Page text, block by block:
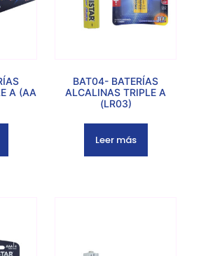
A (AA
BAT04- BATERÍAS
ALCALINAS TRIPLE A
(LR03)
Leer más